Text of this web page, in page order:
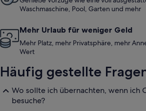
Waschmaschine, Pool, Garten und mehr
Mehr Urlaub für weniger Geld
Mehr Platz, mehr Privatsphäre, mehr
Wert
Häufig gestellte
Wo sollte ich übernachten, wenn ich
besuche?